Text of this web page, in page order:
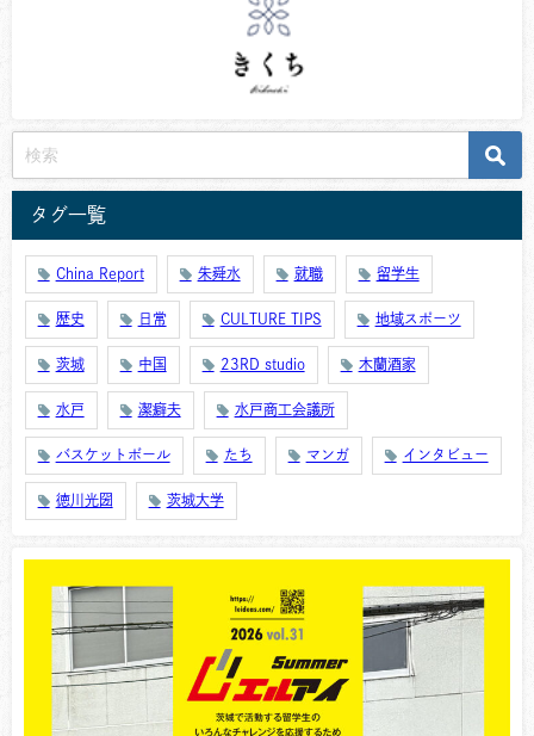
タグ一覧
China Report 朱舜水 就職 留学生
歴史 日常 CULTURE TIPS 地域スポーツ
茨城 中国 23RD studio 木蘭酒家
水戸 潔癖夫 水戸商工会議所
バスケットボール たち マンガ インタビュー
徳川光圀 茨城大学